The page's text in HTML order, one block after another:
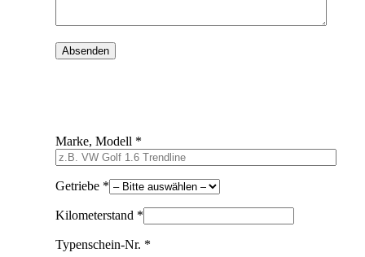
Marke, Modell *
Getriebe *
Kilometerstand *
Typenschein-Nr. *